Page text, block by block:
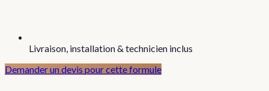
Livraison, installation & technicien inclus
Demander un devis pour cette formule